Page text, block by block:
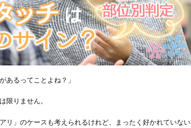
あるってことよね？」
限りません。
リ」のケースも考えられるけれど、まったく好かれていない